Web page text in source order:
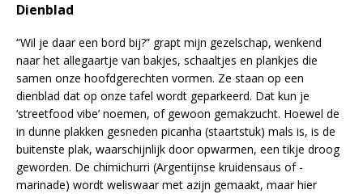
Dienblad
“Wil je daar een bord bij?” grapt mijn gezelschap, wenkend
naar het allegaartje van bakjes, schaaltjes en plankjes die
samen onze hoofdgerechten vormen. Ze staan op een
dienblad dat op onze tafel wordt geparkeerd. Dat kun je
‘streetfood vibe’ noemen, of gewoon gemakzucht. Hoewel de
in dunne plakken gesneden picanha (staartstuk) mals is, is de
buitenste plak, waarschijnlijk door opwarmen, een tikje droog
geworden. De chimichurri (Argentijnse kruidensaus of -
marinade) wordt weliswaar met azijn gemaakt, maar hier